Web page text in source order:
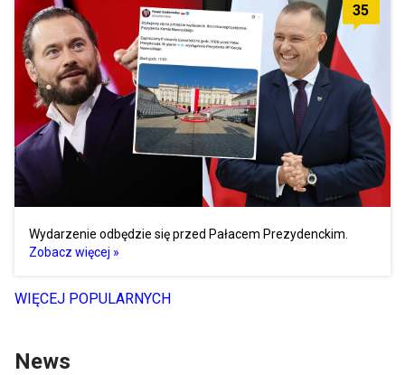
35
Wydarzenie odbędzie się przed Pałacem Prezydenckim.
Zobacz więcej »
WIĘCEJ POPULARNYCH
News